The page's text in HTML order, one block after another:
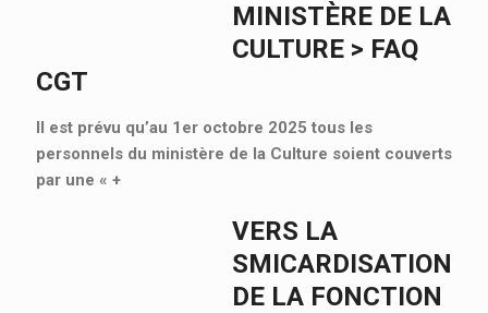
MINISTÈRE DE LA
CULTURE > FAQ
CGT
Il est prévu qu’au 1er octobre 2025 tous les
personnels du ministère de la Culture soient couverts
par une « +
VERS LA
SMICARDISATION
DE LA FONCTION